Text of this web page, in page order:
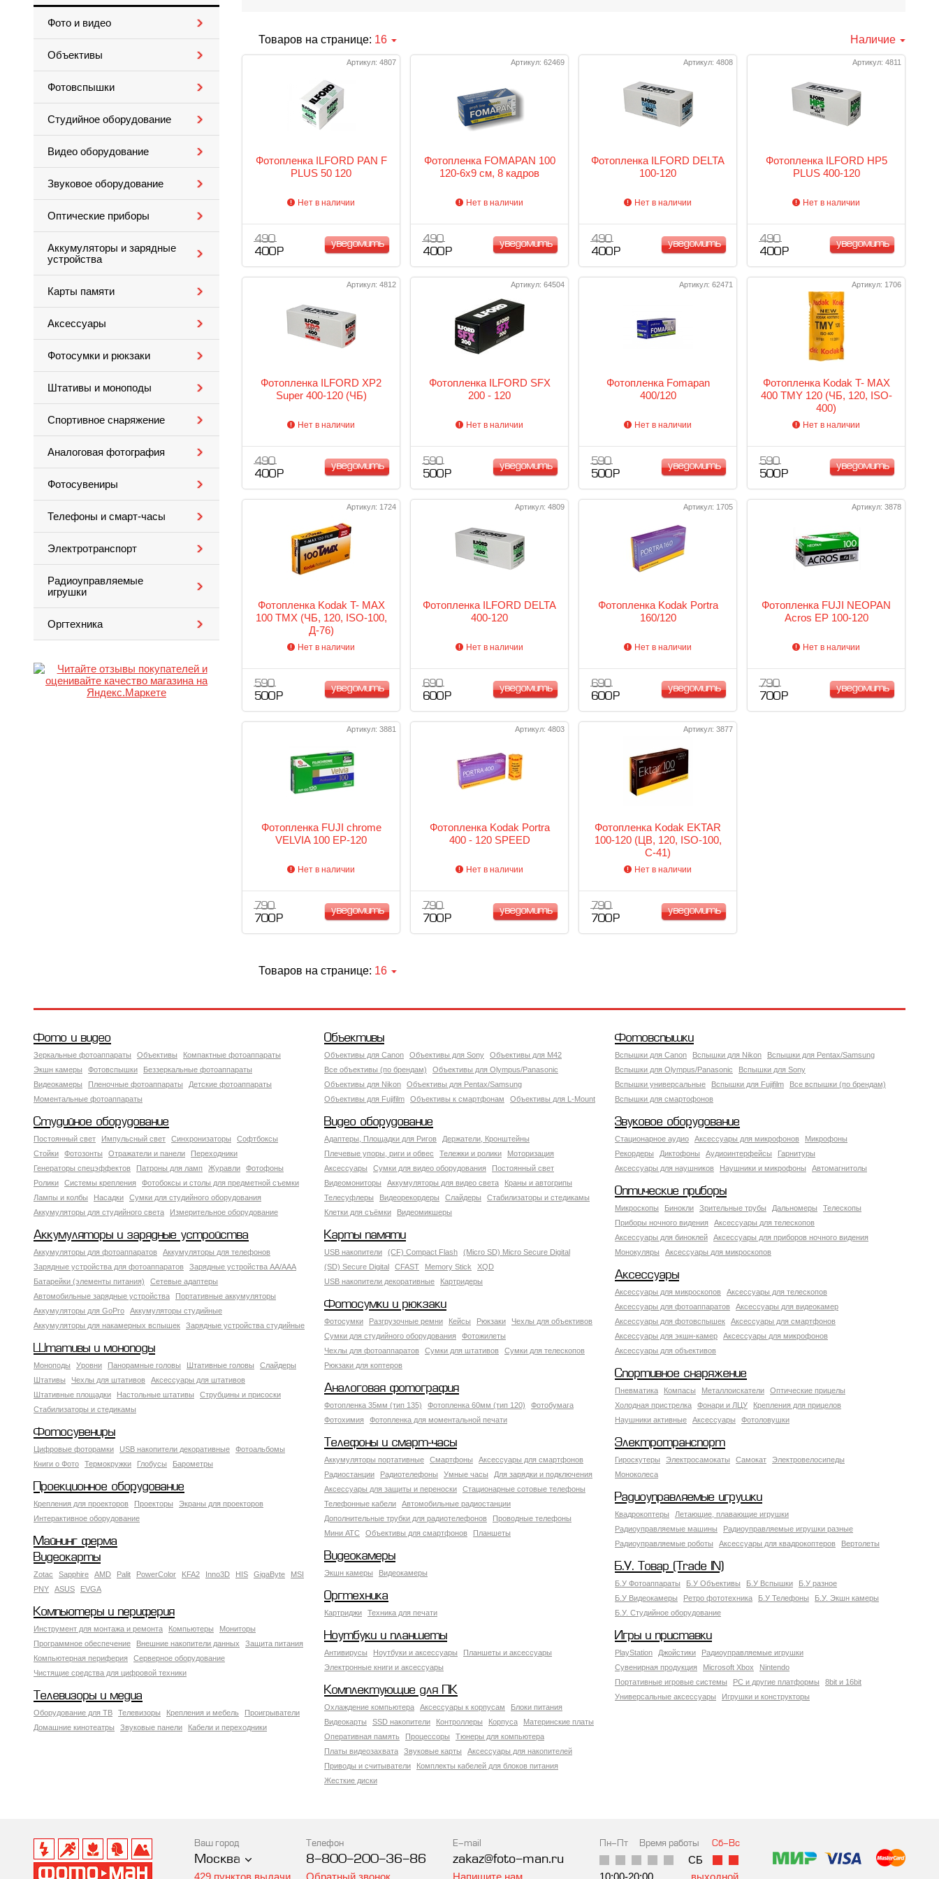
Фото и видео
Объективы
Фотовспышки
Студийное оборудование
Видео оборудование
Звуковое оборудование
Оптические приборы
Аккумуляторы и зарядные
устройства
Карты памяти
Аксессуары
Фотосумки и рюкзаки
Штативы и моноподы
Спортивное снаряжение
Аналоговая фотография
Фотосувениры
Телефоны и смарт-часы
Электротранспорт
Радиоуправляемые
игрушки
Оргтехника
Товаров на странице: 16 Наличие
Артикул: 4807
Фотопленка ILFORD PAN F
PLUS 50 120
Нет в наличии
490
400 Р
уведомить
Артикул: 62469
Фотопленка FOMAPAN 100
120-6x9 см, 8 кадров
Нет в наличии
490
400 Р
уведомить
Артикул: 4808
Фотопленка ILFORD DELTA
100-120
Нет в наличии
490
400 Р
уведомить
Артикул: 4811
Фотопленка ILFORD HP5
PLUS 400-120
Нет в наличии
490
400 Р
уведомить
Артикул: 4812
Фотопленка ILFORD XP2
Super 400-120 (ЧБ)
Нет в наличии
490
400 Р
уведомить
Артикул: 64504
Фотопленка ILFORD SFX
200 - 120
Нет в наличии
590
500 Р
уведомить
Артикул: 62471
Фотопленка Fomapan
400/120
Нет в наличии
590
500 Р
уведомить
Артикул: 1706
Фотопленка Kodak T- MAX
400 TMY 120 (ЧБ, 120, ISO-
400)
Нет в наличии
590
500 Р
уведомить
Артикул: 1724
Фотопленка Kodak T- MAX
100 TMX (ЧБ, 120, ISO-100,
Д-76)
Нет в наличии
590
500 Р
уведомить
Артикул: 4809
Фотопленка ILFORD DELTA
400-120
Нет в наличии
690
600 Р
уведомить
Артикул: 1705
Фотопленка Kodak Portra
160/120
Нет в наличии
690
600 Р
уведомить
Артикул: 3878
Фотопленка FUJI NEOPAN
Acros EP 100-120
Нет в наличии
790
700 Р
уведомить
Артикул: 3881
Фотопленка FUJI chrome
VELVIA 100 EP-120
Нет в наличии
790
700 Р
уведомить
Артикул: 4803
Фотопленка Kodak Portra
400 - 120 SPEED
Нет в наличии
790
700 Р
уведомить
Артикул: 3877
Фотопленка Kodak EKTAR
100-120 (ЦВ, 120, ISO-100,
C-41)
Нет в наличии
790
700 Р
уведомить
Товаров на странице: 16
Фото и видео
Зеркальные фотоаппараты Объективы
Компактные фотоаппараты
Экшн камеры
Фотовспышки
Беззеркальные фотоаппараты
Видеокамеры
Пленочные фотоаппараты
Детские фотоаппараты
Моментальные фотоаппараты
Объективы
Объективы для Canon Объективы для Sony
Объективы для M42
Все объективы (по брендам)
Объективы для Olympus/Panasonic
Объективы для Nikon
Объективы для Pentax/Samsung
Объективы для Fujifilm
Объективы к смартфонам Объективы для L-Mount
Фотовспышки
Вспышки для Canon Вспышки для Nikon
Вспышки для Pentax/Samsung
Вспышки для Olympus/Panasonic
Вспышки для Sony
Вспышки универсальные
Вспышки для Fujifilm
Все вспышки (по брендам)
Вспышки для смартофонов
Студийное оборудование
Постоянный свет Импульсный свет Синхронизаторы
Софтбоксы
Стойки
Фотозонты Отражатели и панели
Переходники
Генераторы спецэффектов
Патроны для ламп Журавли
Фотофоны
Ролики
Системы крепления
Фотобоксы и столы для предметной съемки
Лампы и колбы
Насадки
Сумки для студийного оборудования
Аккумуляторы для студийного света
Измерительное оборудование
Видео оборудование
Адаптеры, Площадки для Ригов
Держатели, Кронштейны
Плечевые упоры, риги и обвес
Тележки и ролики
Моторизация
Аксессуары
Сумки для видео оборудования
Постоянный свет
Видеомониторы
Аккумуляторы для видео света
Краны и автогрипы
Телесуфлеры
Видеорекордеры Слайдеры
Стабилизаторы и стедикамы
Клетки для съёмки
Видеомикшеры
Звуковое оборудование
Стационарное аудио Аксессуары для микрофонов
Микрофоны
Рекордеры
Диктофоны Аудиоинтерфейсы
Гарнитуры
Аксессуары для наушников
Наушники и микрофоны Автомагнитолы
Оптические приборы
Микроскопы Бинокли Зрительные трубы Дальномеры
Телескопы
Приборы ночного видения
Аксессуары для телескопов
Аксессуары для биноклей
Аксессуары для приборов ночного видения
Монокуляры
Аксессуары для микроскопов
Аккумуляторы и зарядные устройства
Аккумуляторы для фотоаппаратов
Аккумуляторы для телефонов
Зарядные устройства для фотоаппаратов
Зарядные устройства AA/AAA
Батарейки (элементы питания)
Сетевые адаптеры
Автомобильные зарядные устройства
Портативные аккумуляторы
Аккумуляторы для GoPro
Аккумуляторы студийные
Аккумуляторы для накамерных вспышек
Зарядные устройства студийные
Карты памяти
USB накопители (CF) Compact Flash
(Micro SD) Micro Secure Digital
(SD) Secure Digital
CFAST Memory Stick
XQD
USB накопители декоративные
Картридеры Аксессуары
Аксессуары для микроскопов
Аксессуары для телескопов
Аксессуары для фотоаппаратов
Аксессуары для видеокамер
Аксессуары для фотовспышек
Аксессуары для смартфонов
Аксессуары для экшн-камер
Аксессуары для микрофонов
Аксессуары для объективов
Фотосумки и рюкзаки
Фотосумки Разгрузочные ремни Кейсы Рюкзаки
Чехлы для объективов
Сумки для студийного оборудования
Фотожилеты
Чехлы для фотоаппаратов
Сумки для штативов
Сумки для телескопов
Рюкзаки для коптеров
Штативы и моноподы
Моноподы Уровни Панорамные головы Штативные головы
Слайдеры
Штативы
Чехлы для штативов
Аксессуары для штативов
Штативные площадки
Настольные штативы
Струбцины и присоски
Стабилизаторы и стедикамы
Спортивное снаряжение
Пневматика Компасы Металлоискатели
Оптические прицелы
Холодная пристрелка
Фонари и ЛЦУ
Крепления для прицелов
Наушники активные
Аксессуары Фотоловушки
Аналоговая фотография
Фотопленка 35мм (тип 135) Фотопленка 60мм (тип 120)
Фотобумага
Фотохимия
Фотопленка для моментальной печати
Фотосувениры
Цифровые фоторамки USB накопители декоративные
Фотоальбомы
Книги о Фото
Термокружки Глобусы Барометры
Телефоны и смарт-часы
Аккумуляторы портативные Смартфоны
Аксессуары для смартфонов
Радиостанции
Радиотелефоны Умные часы
Для зарядки и подключения
Аксессуары для защиты и переноски
Стационарные сотовые телефоны
Телефонные кабели
Автомобильные радиостанции
Дополнительные трубки для радиотелефонов
Проводные телефоны
Мини АТС
Объективы для смартфонов Планшеты
Электротранспорт
Гироскутеры Электросамокаты Самокат
Электровелосипеды
Моноколеса
Проекционное оборудование
Крепления для проекторов Проекторы
Экраны для проекторов
Интерактивное оборудование
Радиоуправляемые игрушки
Квадрокоптеры
Летающие, плавающие игрушки
Радиоуправляемые машины
Радиоуправляемые игрушки разные
Радиоуправляемые роботы
Аксессуары для квадрокоптеров Вертолеты
Майнинг ферма
Видеокамеры
Экшн камеры Видеокамеры
Видеокарты
Zotac Sapphire AMD Palit PowerColor KFA2 Inno3D HIS GigaByte
MSI
PNY
ASUS EVGA
Б.У. Товар (Trade IN)
Б.У Фотоаппараты Б.У Объективы Б.У Вспышки
Б.У разное
Б.У Видеокамеры
Ретро фототехника Б.У Телефоны
Б.У. Экшн камеры
Б.У. Студийное оборудование
Оргтехника
Картриджи Техника для печати
Компьютеры и периферия
Инструмент для монтажа и ремонта Компьютеры
Мониторы
Программное обеспечение
Внешние накопители данных
Защита питания
Компьютерная периферия
Серверное оборудование
Чистящие средства для цифровой техники
Ноутбуки и планшеты
Антивирусы Ноутбуки и аксессуары
Планшеты и аксессуары
Электронные книги и аксессуары
Игры и приставки
PlayStation Джойстики
Радиоуправляемые игрушки
Сувенирная продукция
Microsoft Xbox
Nintendo
Портативные игровые системы
PC и другие платформы
8bit и 16bit
Универсальные аксессуары
Игрушки и конструкторы
Комплектующие для ПК
Охлаждение компьютера Аксессуары к корпусам
Блоки питания
Видеокарты
SSD накопители Контроллеры Корпуса
Материнские платы
Оперативная память
Процессоры
Тюнеры для компьютера
Платы видеозахвата
Звуковые карты
Аксессуары для накопителей
Приводы и считыватели
Комплекты кабелей для блоков питания
Жесткие диски
Телевизоры и медиа
Оборудование для ТВ Телевизоры Крепления и мебель
Проигрыватели
Домашние кинотеатры
Звуковые панели Кабели и переходники
Ваш город
Москва
429 пунктов выдачи
Телефон
8-800-200-36-86
Обратный звонок
E-mail
zakaz@foto-man.ru
Напишите нам
Пн-Пт Время работы Сб-Вс
10:00-20:00 выходной
СБ